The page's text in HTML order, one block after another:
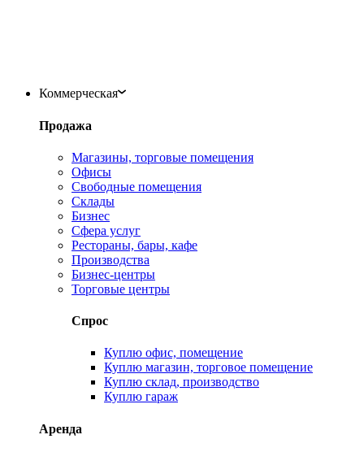
Коммерческая
Продажа
Магазины, торговые помещения
Офисы
Свободные помещения
Склады
Бизнес
Сфера услуг
Рестораны, бары, кафе
Производства
Бизнес-центры
Торговые центры
Спрос
Куплю офис, помещение
Куплю магазин, торговое помещение
Куплю склад, производство
Куплю гараж
Аренда